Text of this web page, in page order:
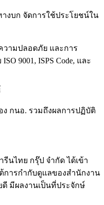
งบก จัดการใช้ประโยชน์ใน
ามปลอดภัย และการ
9001, ISPS Code, และ
ง กนอ. รวมถึงผลการปฏิบัติ
นไทย กรุ๊ป จำกัด ได้เข้า
การกำกับดูแลของสำนักงาน
มีผลงานเป็นที่ประจักษ์